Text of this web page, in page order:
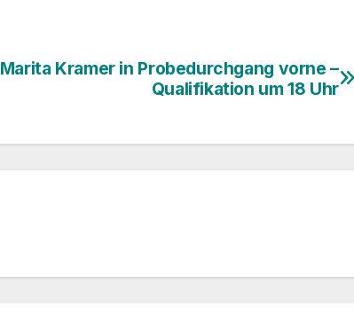
Marita Kramer in Probedurchgang vorne –
Qualifikation um 18 Uhr